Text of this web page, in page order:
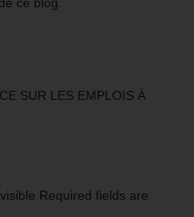
ce blog.
SUR LES EMPLOIS À
Required fields are